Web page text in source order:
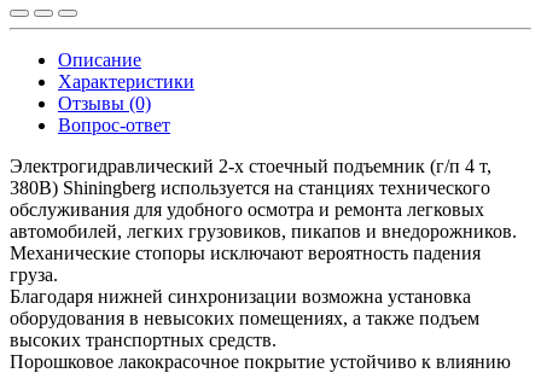
Описание
Характеристики
Отзывы (0)
Вопрос-ответ
Электрогидравлический 2-х стоечный подъемник (г/п 4 т,
380В) Shiningberg используется на станциях технического
обслуживания для удобного осмотра и ремонта легковых
автомобилей, легких грузовиков, пикапов и внедорожников.
Механические стопоры исключают вероятность падения
груза.
Благодаря нижней синхронизации возможна установка
оборудования в невысоких помещениях, а также подъем
высоких транспортных средств.
Порошковое лакокрасочное покрытие устойчиво к влиянию